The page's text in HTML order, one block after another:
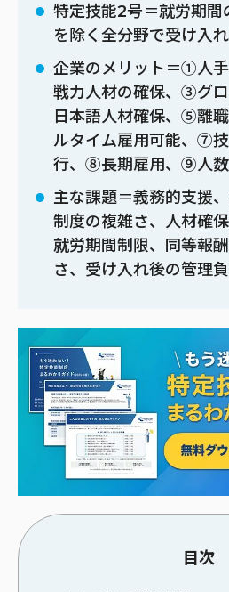
特定技能2号＝就労期間
を除く全分野で受け入
企業のメリット＝①人
戦力人材の確保、③グ
日本語人材確保、⑤離
ルタイム雇用可能、⑦
行、⑧長期雇用、⑨人数
主な課題＝義務的支援
制度の複雑さ、人材確保
就労期間制限、同等報
さ、受け入れ後の管理
目次